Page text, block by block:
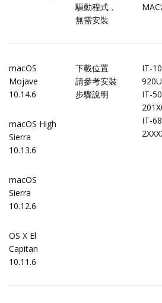
驅動程式，
無需安裝
macOS
Mojave
10.14.6
macOS High
Sierra
10.13.6
macOS
Sierra
10.12.6
OS X El
Capitan
10.11.6
下載位置
請參考安裝
步驟說明
IT-
IT-
IT-